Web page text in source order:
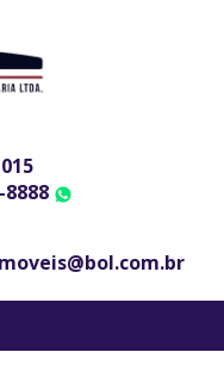
8888